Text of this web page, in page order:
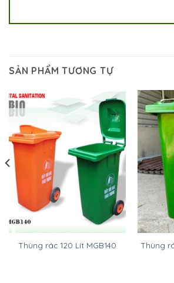
SẢN PHẨM TƯƠNG TỰ
Thùng rác 120 Lít MGB140
Thùng